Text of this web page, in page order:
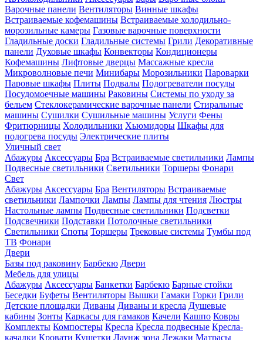
Варочные панели Вентиляторы Винные шкафы
Встраиваемые кофемашины Встраиваемые холодильно-
морозильные камеры Газовые варочные поверхности
Гладильные доски Гладильные системы Грили Декоративные
панели Духовые шкафы Конвекторы Кондиционеры
Кофемашины Лифтовые дверцы Массажные кресла
Микроволновые печи Минибары Морозильники Пароварки
Паровые шкафы Плиты Подвалы Подогреватели посуды
Посудомоечные машины Раковины Системы по уходу за
бельем Стеклокерамические варочные панели Стиральные
машины Сушилки Сушильные машины Услуги Фены
Фритюрницы Холодильники Хьюмидоры Шкафы для
подогрева посуды Электрические плиты
Уличный свет
Абажуры Аксессуары Бра Встраиваемые светильники Лампы
Подвесные светильники Светильники Торшеры Фонари
Свет
Абажуры Аксессуары Бра Вентиляторы Встраиваемые
светильники Лампочки Лампы Лампы для чтения Люстры
Настольные лампы Подвесные светильники Подсветки
Подсвечники Подставки Потолочные светильники
Светильники Споты Торшеры Трековые системы Тумбы под
ТВ Фонари
Двери
Базы под раковину Барбекю Двери
Мебель для улицы
Абажуры Аксессуары Банкетки Барбекю Барные стойки
Беседки Буфеты Вентиляторы Вышки Гамаки Горки Грили
Детские площадки Диваны Диваны и кресла Душевые
кабины Зонты Каркасы для гамаков Качели Кашпо Ковры
Комплекты Компостеры Кресла Кресла подвесные Кресла-
качалки Кровати Кушетки Лаунж зона Лежаки Матрасы